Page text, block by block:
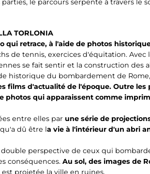
le parcours serpente à travers le
TORLONIA
qui retrace, à l'aide de photos
de tennis, exercices d'équitation.
se fait sentir et la construction des
historique du bombardement de
films d'actualité de l'époque. Outre
photos qui apparaissent comme
entre elles par une série de
dû être la vie à l'intérieur d'un abri
perspective de ceux qui
conséquences. Au sol, des images de
projetée la ville en ruines.